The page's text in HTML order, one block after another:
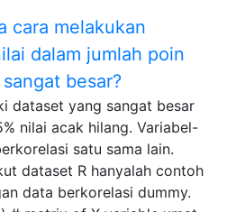
cara melakukan
dalam jumlah poin
besar?
dataset yang sangat besar
nilai acak hilang. Variabel-
satu sama lain.
dataset R hanyalah contoh
data berkorelasi dummy.